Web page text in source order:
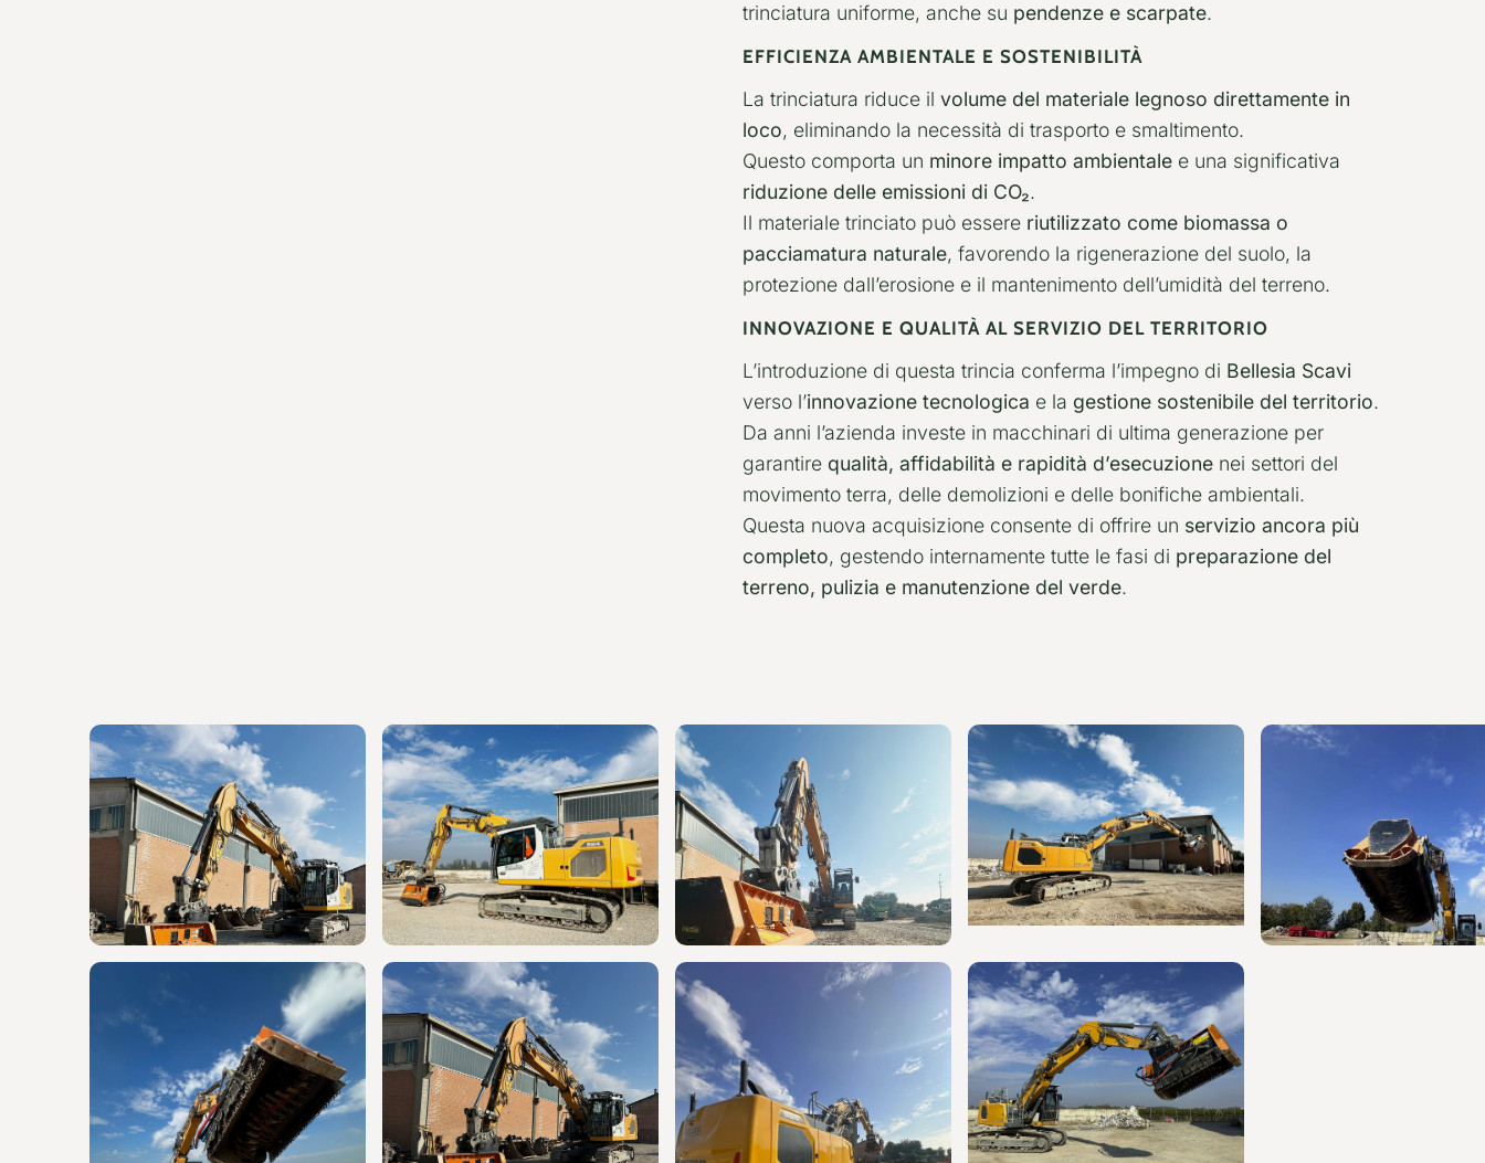
trinciatura uniforme, anche su pendenze e scarpate.
EFFICIENZA AMBIENTALE E SOSTENIBILITÀ
La trinciatura riduce il volume del materiale legnoso direttamente in
loco, eliminando la necessità di trasporto e smaltimento.
Questo comporta un minore impatto ambientale e una significativa
riduzione delle emissioni di CO₂.
Il materiale trinciato può essere riutilizzato come biomassa o
pacciamatura naturale, favorendo la rigenerazione del suolo, la
protezione dall’erosione e il mantenimento dell’umidità del terreno.
INNOVAZIONE E QUALITÀ AL SERVIZIO DEL TERRITORIO
L’introduzione di questa trincia conferma l’impegno di Bellesia Scavi
verso l’innovazione tecnologica e la gestione sostenibile del territorio.
Da anni l’azienda investe in macchinari di ultima generazione per
garantire qualità, affidabilità e rapidità d’esecuzione nei settori del
movimento terra, delle demolizioni e delle bonifiche ambientali.
Questa nuova acquisizione consente di offrire un servizio ancora più
completo, gestendo internamente tutte le fasi di preparazione del
terreno, pulizia e manutenzione del verde.